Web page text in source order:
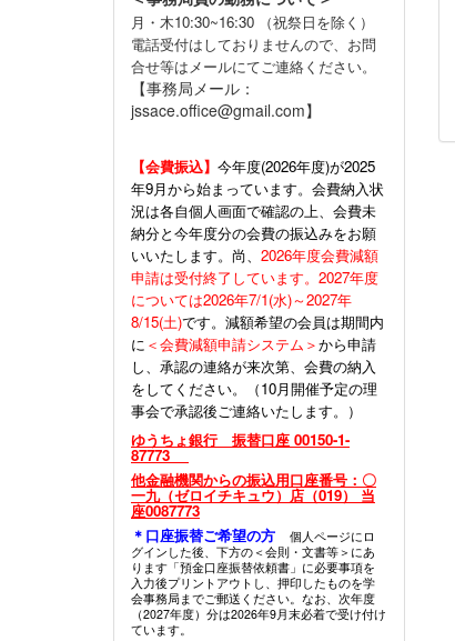
月・木10:30~16:30 （祝祭日を除く）
電話受付はしておりませんので、お問
合せ等はメールにてご連絡ください。
【事務局メール：
jssace.office@gmail.com】
【会費振込】 今年度(2026年度)が2025
年9月から始まっています。会費納入状
況は各自個人画面で確認の上、会費未
納分と今年度分の会費の振込みをお願
いいたします。尚、 2026年度会費減額
申請は受付終了しています。2027年度
については2026年7/1(水)～2027年
8/15(土)です。減額希望の会員は期間内
に ＜会費減額申請システム＞から申請
し、承認の連絡が来次第、会費の納入
をしてください。（10月開催予定の理
事会で承認後ご連絡いたします。）
ゆうちょ銀行 振替口座 00150-1-
87773
他金融機関からの振込用口座番号：〇
一九（ゼロイチキュウ）店（019） 当
座0087773
＊口座振替ご希望の方
個人ページにロ
グインした後、下方の＜会則・文書等＞にあ
ります「預金口座振替依頼書」に必要事項を
入力後プリントアウトし、押印したものを学
会事務局までご郵送ください。なお、次年度
（2027年度）分は2026年9月末必着で受け付け
ています。